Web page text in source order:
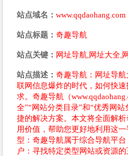
站点域名： www.qqdaohang.com
站点标题： 奇趣导航
站点关键： 网址导航,网址大全,
站点描述： 奇趣导航：网址导
联网信息爆炸的时代，如何快
求。奇趣导航（
全”“网站分类目录”和“优秀网
捷的解决方案。本文将全面解
用价值，帮助您更好地利用这
型：奇趣导航属于综合导航平
户：寻找特定类型网站或资源